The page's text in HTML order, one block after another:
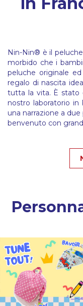
Nin-Nin® è il
morbido che i
peluche originale
regalo di nascita
tutta la vita. È stato
nostro laboratorio in
una narrazione a
benvenuto con